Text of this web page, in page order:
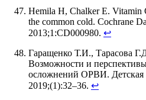
Hemila H, Chalker E. Vitamin
the common cold. Cochrane
2013;1:CD000980. ↩
Гаращенко Т.И., Тарасова
Возможности и
осложнений ОРВИ. Детская
2019;(1):32–36. ↩